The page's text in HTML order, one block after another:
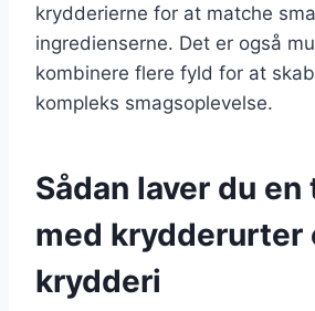
krydderierne for at matche
ingredienserne. Det er også
kombinere flere fyld for at
kompleks smagsoplevelse.
Sådan laver du
med krydderurter
krydderi